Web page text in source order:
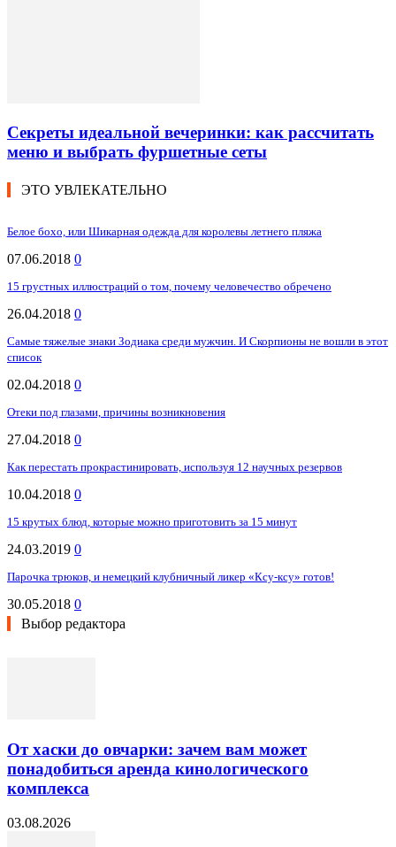
Секреты идеальной вечеринки: как рассчитать
меню и выбрать фуршетные сеты
ЭТО УВЛЕКАТЕЛЬНО
Белое бохо, или Шикарная одежда для королевы летнего пляжа
07.06.2018 0
15 грустных иллюстраций о том, почему человечество обречено
26.04.2018 0
Самые тяжелые знаки Зодиака среди мужчин. И Скорпионы не вошли в этот
список
02.04.2018 0
Отеки под глазами, причины возникновения
27.04.2018 0
Как перестать прокрастинировать, используя 12 научных резервов
10.04.2018 0
15 крутых блюд, которые можно приготовить за 15 минут
24.03.2019 0
Парочка трюков, и немецкий клубничный ликер «Ксу-ксу» готов!
30.05.2018 0
Выбор редактора
От хаски до овчарки: зачем вам может
понадобиться аренда кинологического
комплекса
03.08.2026